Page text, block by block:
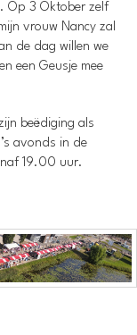
Op 3 Oktober zelf
vrouw Nancy zal
de dag willen we
een Geusje mee
beëdiging als
avonds in de
19.00 uur.